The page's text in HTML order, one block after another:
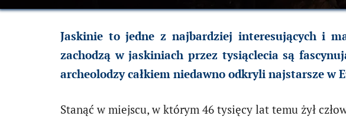
Jaskinie to jedne z najbardziej interesujących i
zachodzą w jaskiniach przez tysiąclecia są
archeolodzy całkiem niedawno odkryli najstarsze w
Stanąć w miejscu, w którym 46 tysięcy lat temu żył